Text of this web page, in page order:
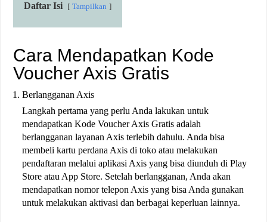
Daftar Isi Tampilkan
Cara Mendapatkan Kode
Voucher Axis Gratis
Berlangganan Axis
Langkah pertama yang perlu Anda lakukan untuk
mendapatkan Kode Voucher Axis Gratis adalah
berlangganan layanan Axis terlebih dahulu. Anda bisa
membeli kartu perdana Axis di toko atau melakukan
pendaftaran melalui aplikasi Axis yang bisa diunduh di Play
Store atau App Store. Setelah berlangganan, Anda akan
mendapatkan nomor telepon Axis yang bisa Anda gunakan
untuk melakukan aktivasi dan berbagai keperluan lainnya.